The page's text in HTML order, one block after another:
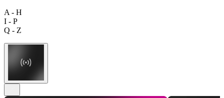
A - H
I - P
Q - Z